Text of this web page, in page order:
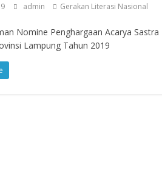
admin Gerakan Literasi Nasional
Nomine Penghargaan Acarya Sastra
Lampung Tahun 2019